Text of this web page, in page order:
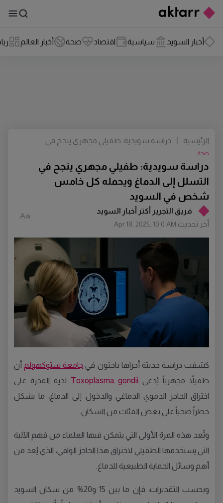
أخبار السويد سياسية اقتصاد صحة أخبار العالم
فريق التجرير أكتر أخبار السويد
أخر تحديث Apr 18, 2025, 10:0 AM
دراسة سويدية: طفيلي مجهري ينجح في
التسلل إلى الدماغ ويحمله كل خامس
شخص في السويد
صحة
الرئيسية
دراسة سويدية: طفيلي مجهري ينجح في
شخص في السويد
كشفت دراسة حديثة أجراها باحثون في جامعة ستوكهولم أن
طفيلاً مجهرياً يُدعىToxoplasma gondii
لديه القدرة على
اختراق الحاجز الدموي الدماغي والدخول إلى الدماغ، ما يشكل
خطراً صحياً على بعض الفئات من السكان.
وتُعد هذه المرة الأولى التي يتمكن فيها العلماء من فهم الآلية
التي يستخدمها الطفيلي لاختراق هذا الحاجز الواقي، الذي يُعد من
أهم وسائل الحماية الطبيعية للدماغ.
وبحسب التقديرات، فإن ما بين 15 و20% من سكان السويد